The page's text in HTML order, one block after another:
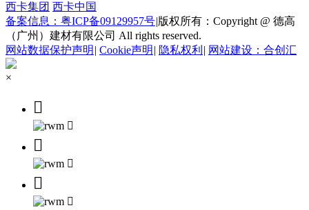
西卡集团 西卡中国
备案信息：粤ICP备09129957号|版权所有：Copyright @ 德高
（广州）建材有限公司 All rights reserved.
网站数据保护声明 | Cookie声明 | 隐私权利 | 网站建设：合创汇
×





